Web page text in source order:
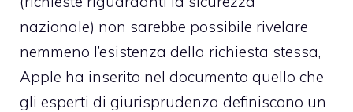
nazionale) non sarebbe possibile rivelare
nemmeno l’esistenza della richiesta stessa,
Apple ha inserito nel documento quello che
gli esperti di giurisprudenza definiscono un